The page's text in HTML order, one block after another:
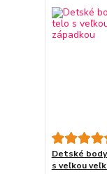
Detské
s veľkou